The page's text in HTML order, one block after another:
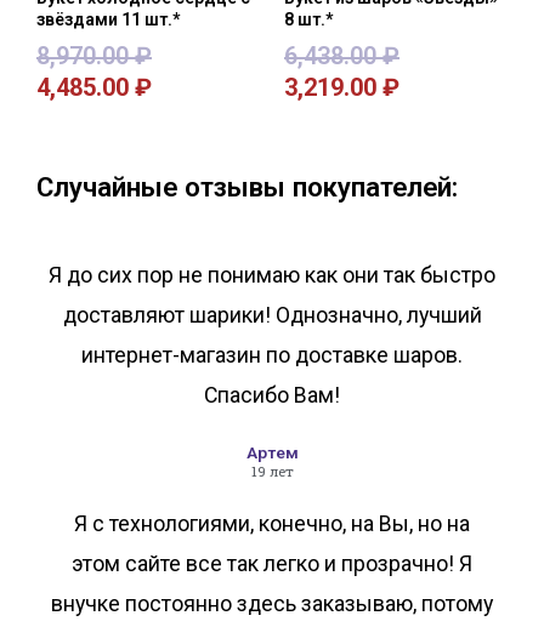
звёздами 11 шт.*
8,970.00₽
4,485.00 ₽
8 шт.*
6,438.00₽
3,219.00 ₽
Случайные отзывы покупателей:
Я до сих пор не понимаю как они так быстро
доставляют шарики! Однозначно, лучший
интернет-магазин по доставке шаров.
Спасибо Вам!
Артем
19 лет
Я с технологиями, конечно, на Вы, но на
этом сайте все так легко и прозрачно! Я
внучке постоянно здесь заказываю, потому